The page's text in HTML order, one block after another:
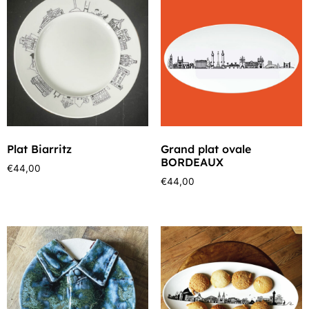
Plat Biarritz
€44,00
Grand plat ovale
BORDEAUX
€44,00